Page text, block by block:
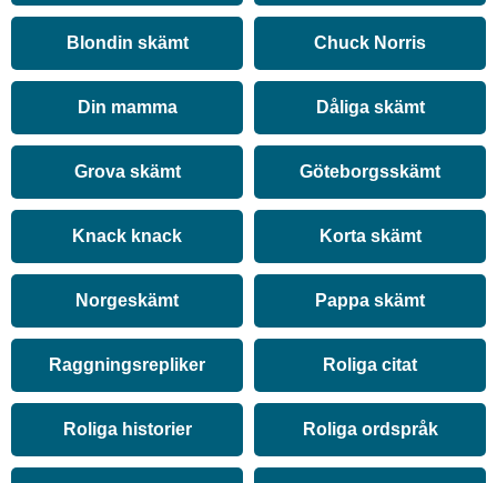
Blondin skämt Chuck Norris
Din mamma Dåliga skämt
Grova skämt Göteborgsskämt
Knack knack Korta skämt
Norgeskämt Pappa skämt
Raggningsrepliker Roliga citat
Roliga historier Roliga ordspråk